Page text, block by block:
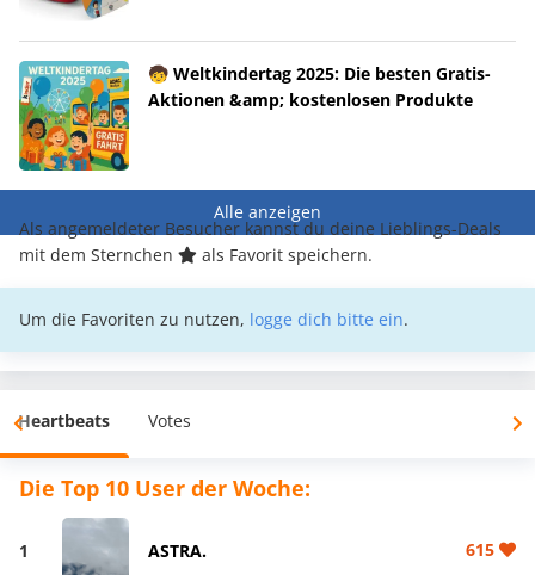
🧒 Weltkindertag 2025: Die besten Gratis-
Aktionen &amp; kostenlosen Produkte
Alle anzeigen
Als angemeldeter Besucher kannst du deine Lieblings-Deals
mit dem Sternchen
als Favorit speichern.
Um die Favoriten zu nutzen, logge dich bitte ein.
Heartbeats Votes
Die Top 10 User der Woche:
1 ASTRA. 615